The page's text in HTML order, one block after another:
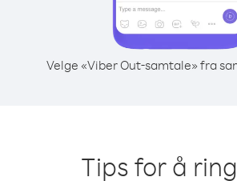
Velge «Viber Out-samtale» fra
Tips for å